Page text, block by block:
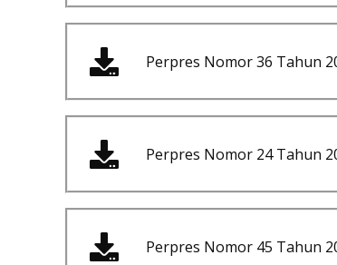
Perpres Nomor 36 Tahun
Perpres Nomor 24 Tahun
Perpres Nomor 45 Tahun